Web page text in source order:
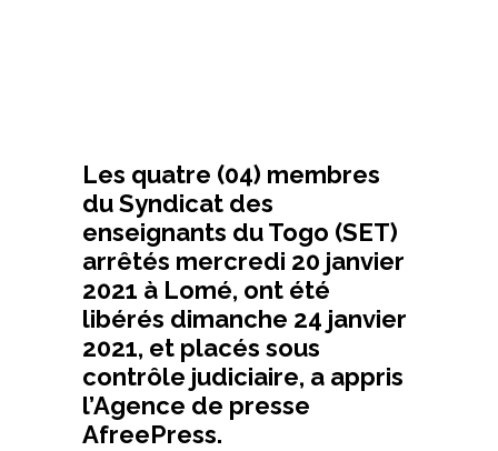
Les quatre (04) membres
du Syndicat des
enseignants du Togo (SET)
arrêtés mercredi 20 janvier
2021 à Lomé, ont été
libérés dimanche 24 janvier
2021, et placés sous
contrôle judiciaire, a appris
l’Agence de presse
AfreePress.